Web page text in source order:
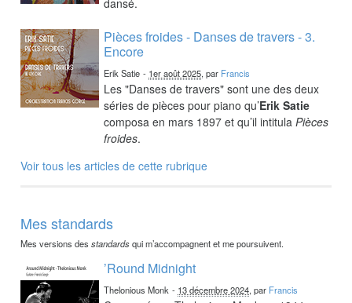
Pièces froides - Danses de travers - 3.
Encore
Erik Satie - 1er août 2025, par Francis
Les "Danses de travers" sont une des deux
séries de pièces pour piano qu’Erik Satie
composa en mars 1897 et qu’il intitulaPièces
froides.
Voir tous les articles de cette rubrique
Mes standards
Mes versions desstandardsqui m’accompagnent et me poursuivent.
’Round Midnight
Thelonious Monk - 13 décembre 2024, par Francis